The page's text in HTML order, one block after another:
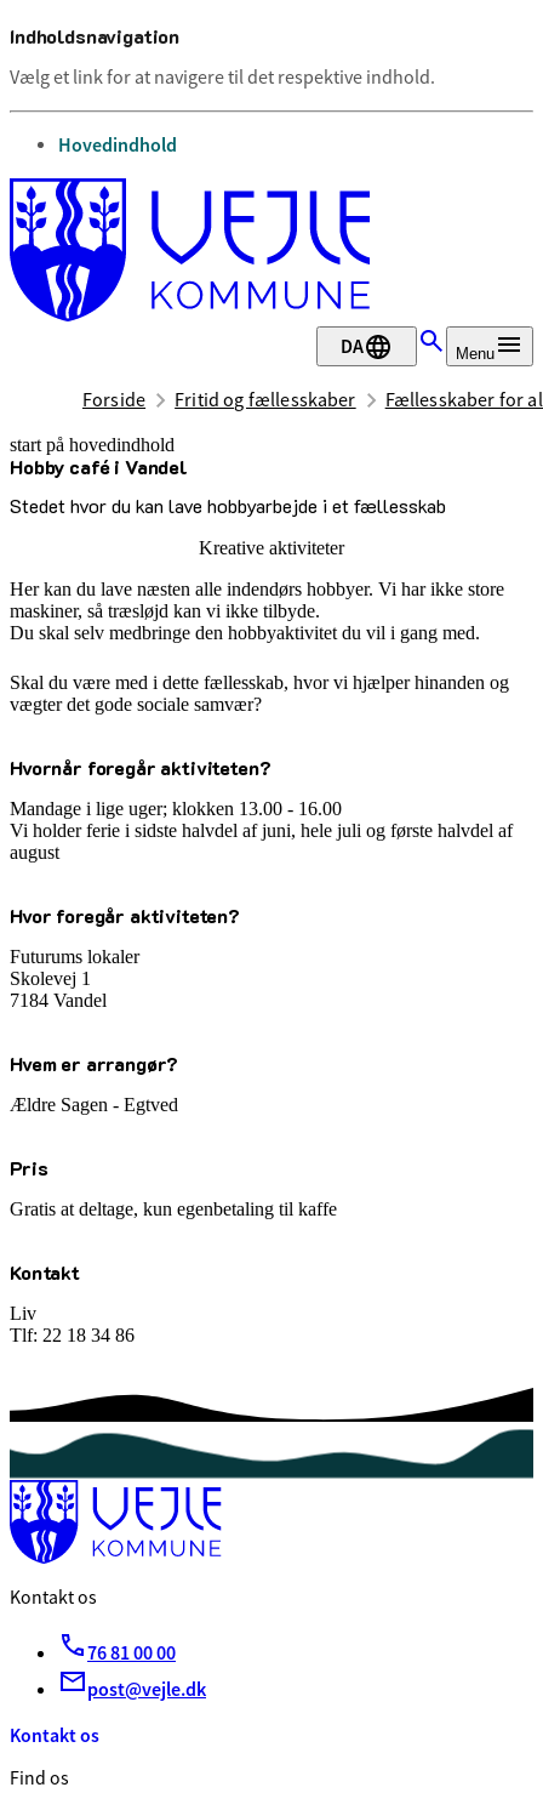
Indholdsnavigation
Vælg et link for at navigere til det respektive indhold.
gå til
Hovedindhold
DA Menu
Forside Fritid og fællesskaber Fællesskaber for
start på hovedindhold
Hobby café i Vandel
Stedet hvor du kan lave hobbyarbejde i et fællesskab
senest opdateret 2. juli 2026
Kreative aktiviteter
Her kan du lave næsten alle indendørs hobbyer. Vi har ikke store
maskiner, så træsløjd kan vi ikke tilbyde.
Du skal selv medbringe den hobbyaktivitet du vil i gang med.
Skal du være med i dette fællesskab, hvor vi hjælper hinanden og
vægter det gode sociale samvær?
Hvornår foregår aktiviteten?
Mandage i lige uger; klokken 13.00 - 16.00
Vi holder ferie i sidste halvdel af juni, hele juli og første halvdel af
august
Hvor foregår aktiviteten?
Futurums lokaler
Skolevej 1
7184 Vandel
Hvem er arrangør?
Ældre Sagen - Egtved
Pris
Gratis at deltage, kun egenbetaling til kaffe
Kontakt
Liv
Tlf: 22 18 34 86
Kontakt os
76 81 00 00
post@vejle.dk
Kontakt os
Find os